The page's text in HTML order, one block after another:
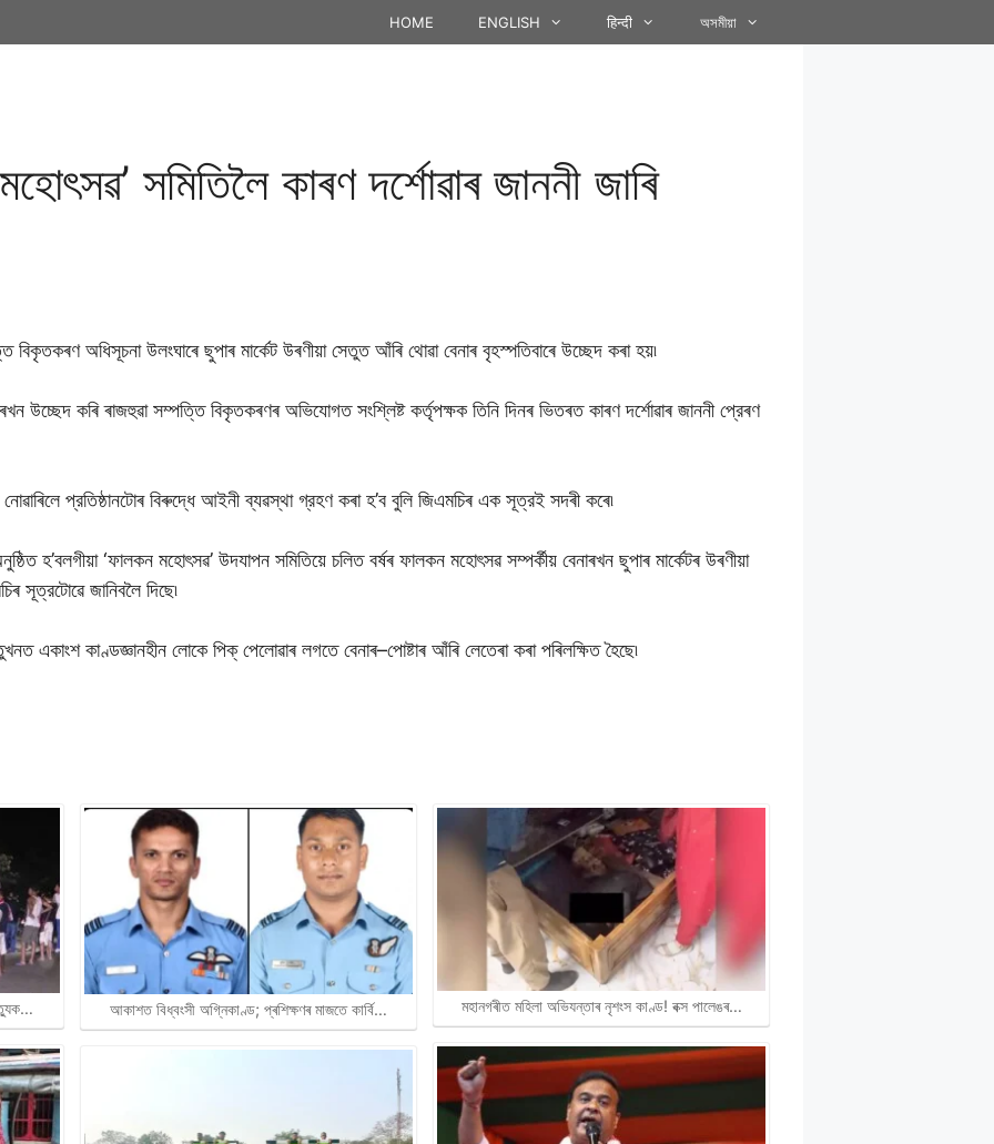
HOME ENGLISH हिन्दी অসমীয়া
সমিতিলৈ কাৰণ দর্শোৱাৰ জাননী জাৰি
বিকৃতকৰণ অধিসূচনা উলংঘাৰে ছুপাৰ মার্কেট উৰণীয়া সেতুত আঁৰি থোৱা বেনাৰ বৃহস্পতিবাৰে উচ্ছেদ কৰা হয়৷
উচ্ছেদ কৰি ৰাজহুৱা সম্পত্তি বিকৃতকৰণৰ অভিযোগত সংশ্লিষ্ট কর্তৃপক্ষক তিনি দিনৰ ভিতৰত কাৰণ দর্শোৱাৰ জাননী প্রেৰণ
প্রতিষ্ঠানটোৰ বিৰুদ্ধে আইনী ব্যৱস্থা গ্রহণ কৰা হ’ব বুলি জিএমচিৰ এক সূত্রই সদৰী কৰে৷
হ’বলগীয়া ‘ফালকন মহোৎসৱ’ উদযাপন সমিতিয়ে চলিত বর্ষৰ ফালকন মহোৎসৱ সম্পর্কীয় বেনাৰখন ছুপাৰ মার্কেটৰ উৰণীয়া
সূত্রটোৱে জানিবলৈ দিছে৷
একাংশ কাণ্ডজ্ঞানহীন লোকে পিক্ পেলোৱাৰ লগতে বেনাৰ–পোষ্টাৰ আঁৰি লেতেৰা কৰা পৰিলক্ষিত হৈছে৷
আকাশত বিধ্বংসী অগ্নিকাণ্ড; প্ৰশিক্ষণৰ মাজতে কাৰ্বি… মহানগৰীত মহিলা অভিযন্তাৰ নৃশংস কাণ্ড! বক্স পালেঙৰ…